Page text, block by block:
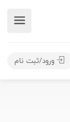
ورود/ثبت نام